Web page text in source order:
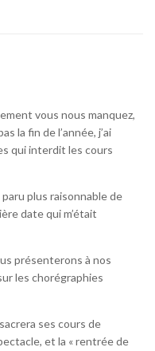
vous nous manquez,
la fin de l’année, j’ai
qui interdit les cours
paru plus raisonnable de
date qui m’était
présenterons à nos
les chorégraphies
ses cours de
et la « rentrée de